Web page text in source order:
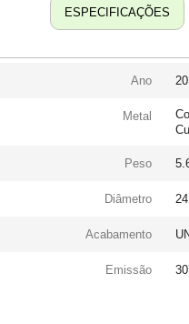
ESPECIFICAÇÕES
Ano
Metal
Peso
Diâmetro
Acabamento
Emissão